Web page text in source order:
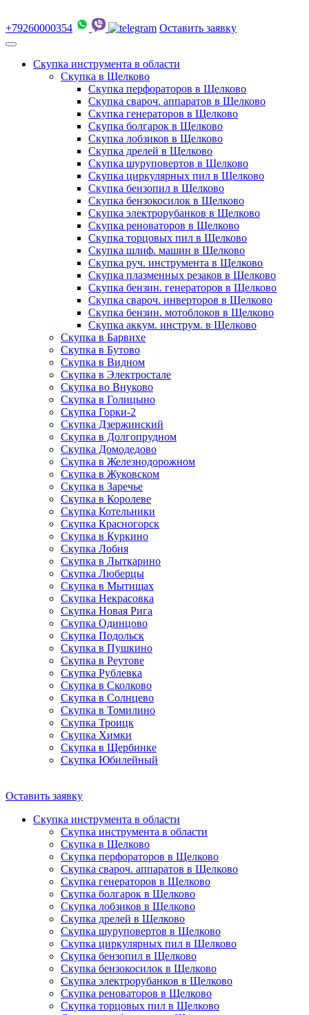
+79260000354 Оставить заявку
Скупка инструмента в области
Скупка в Щелково
Скупка перфораторов в Щелково
Скупка свароч. аппаратов в Щелково
Скупка генераторов в Щелково
Скупка болгарок в Щелково
Скупка лобзиков в Щелково
Скупка дрелей в Щелково
Скупка шуруповертов в Щелково
Скупка циркулярных пил в Щелково
Скупка бензопил в Щелково
Скупка бензокосилок в Щелково
Скупка электрорубанков в Щелково
Скупка реноваторов в Щелково
Скупка торцовых пил в Щелково
Скупка шлиф. машин в Щелково
Скупка руч. инструмента в Щелково
Скупка плазменных резаков в Щелково
Скупка бензин. генераторов в Щелково
Скупка свароч. инверторов в Щелково
Скупка бензин. мотоблоков в Щелково
Скупка аккум. инструм. в Щелково
Скупка в Барвихе
Скупка в Бутово
Скупка в Видном
Скупка в Электростале
Скупка во Внуково
Скупка в Голицыно
Скупка Горки-2
Скупка Дзержинский
Скупка в Долгопрудном
Скупка Домодедово
Скупка в Железнодорожном
Скупка в Жуковском
Скупка в Заречье
Скупка в Королеве
Скупка Котельники
Скупка Красногорск
Скупка в Куркино
Скупка Лобня
Скупка в Лыткарино
Скупка Люберцы
Скупка в Мытищах
Скупка Некрасовка
Скупка Новая Рига
Скупка Одинцово
Скупка Подольск
Скупка в Пушкино
Скупка в Реутове
Скупка Рублевка
Скупка в Сколково
Скупка в Солнцево
Скупка в Томилино
Скупка Троицк
Скупка Химки
Скупка в Щербинке
Скупка Юбилейный
Оставить заявку
Скупка инструмента в области
Скупка инструмента в области
Скупка в Щелково
Скупка перфораторов в Щелково
Скупка свароч. аппаратов в Щелково
Скупка генераторов в Щелково
Скупка болгарок в Щелково
Скупка лобзиков в Щелково
Скупка дрелей в Щелково
Скупка шуруповертов в Щелково
Скупка циркулярных пил в Щелково
Скупка бензопил в Щелково
Скупка бензокосилок в Щелково
Скупка электрорубанков в Щелково
Скупка реноваторов в Щелково
Скупка торцовых пил в Щелково